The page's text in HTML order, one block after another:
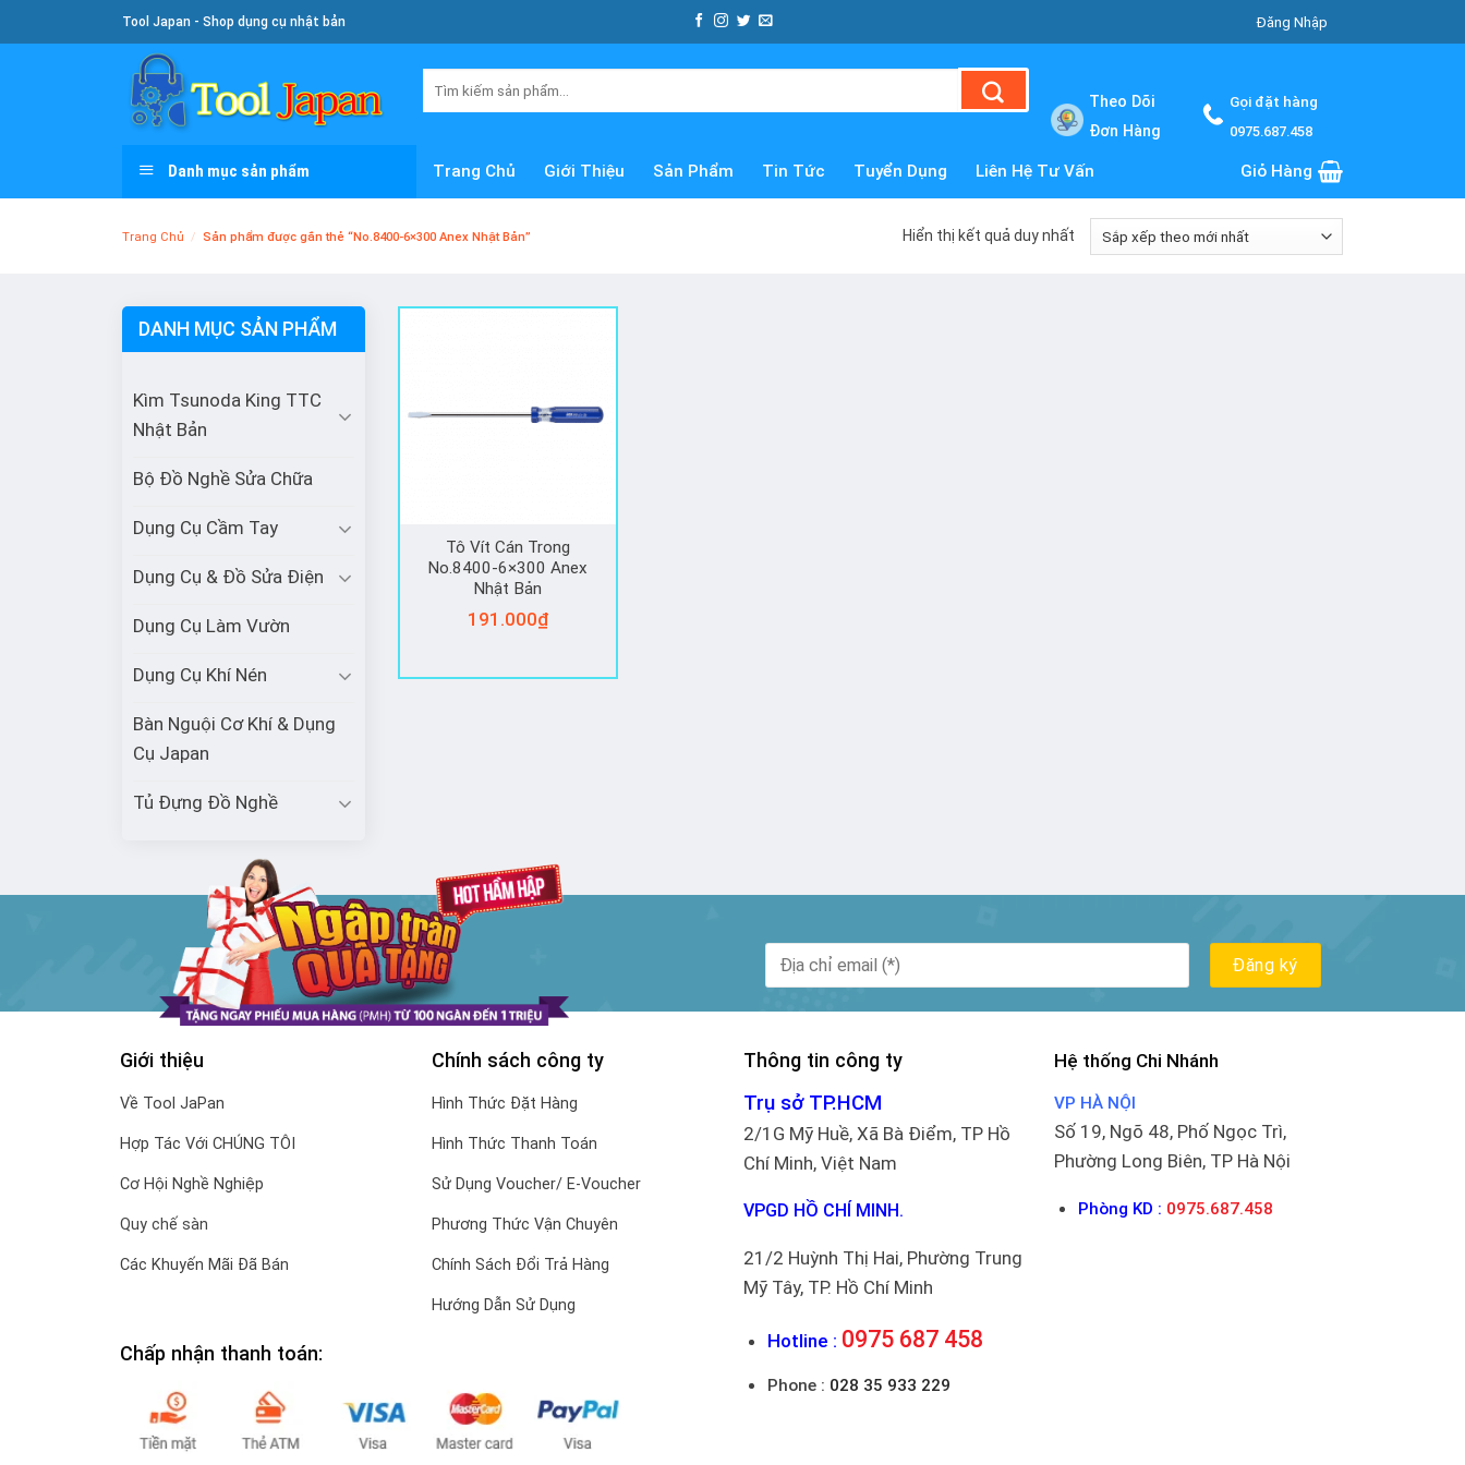
To
Tool Japan - Shop dụng cụ nhật bản Đăng Nhập
Theo Dõi
Đơn Hàng
Gọi đặt hàng
0975.687.458
Danh mục sản phẩm Trang Chủ Giới Thiệu Sản Phẩm Tin Tức Tuyển Dụng Liên Hệ Tư Vấn Giỏ Hàng
Trang Chủ / Sản phẩm được gắn thẻ “No.8400-6×300 Anex Nhật Bản” Hiển thị kết quả duy nhất
DANH MỤC SẢN PHẨM
Kìm Tsunoda King TTC
Nhật Bản
Bộ Đồ Nghề Sửa Chữa
Dụng Cụ Cầm Tay
Dụng Cụ & Đồ Sửa Điện
Dụng Cụ Làm Vườn
Dụng Cụ Khí Nén
Bàn Nguội Cơ Khí & Dụng
Cụ Japan
Tủ Đựng Đồ Nghề
Tô Vít Cán Trong
No.8400-6×300 Anex
Nhật Bản
191.000₫
Giới thiệu
Về Tool JaPan
Hợp Tác Với CHÚNG TÔI
Cơ Hội Nghề Nghiệp
Quy chế sàn
Các Khuyến Mãi Đã Bán
Chính sách công ty
Hình Thức Đặt Hàng
Hình Thức Thanh Toán
Sử Dụng Voucher/ E-Voucher
Phương Thức Vận Chuyên
Chính Sách Đổi Trả Hàng
Hướng Dẫn Sử Dụng
Chấp nhận thanh toán:
Thông tin công ty
Trụ sở TP.HCM
2/1G Mỹ Huề, Xã Bà Điểm, TP Hồ
Chí Minh, Việt Nam
VPGD HỒ CHÍ MINH.
21/2 Huỳnh Thị Hai, Phường Trung
Mỹ Tây, TP. Hồ Chí Minh
Hotline : 0975 687 458
Phone : 028 35 933 229
Hệ thống Chi Nhánh
VP HÀ NỘI
Số 19, Ngõ 48, Phố Ngọc Trì,
Phường Long Biên, TP Hà Nội
Phòng KD : 0975.687.458